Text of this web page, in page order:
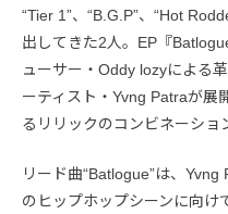
“Tier 1”、“B.G.P”、“Hot
出してきた2人。EP『
ューサー・Oddy lozyによる
ーティスト・Yvng Patraが展
るリリックのコンビネーショ
リード曲“Batlogue”は、
のヒップホップシーンに向け